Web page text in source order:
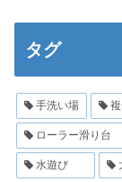
タグ
手洗い場
ローラー滑り台
水遊び